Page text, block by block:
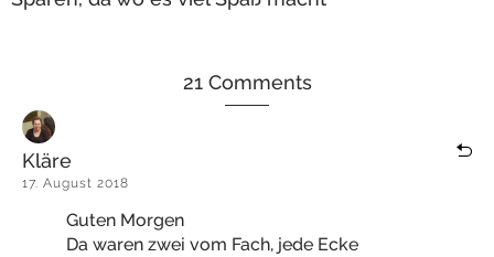
21 Comments
Kläre
17. August 2018
Guten Morgen
Da waren zwei vom Fach, jede Ecke